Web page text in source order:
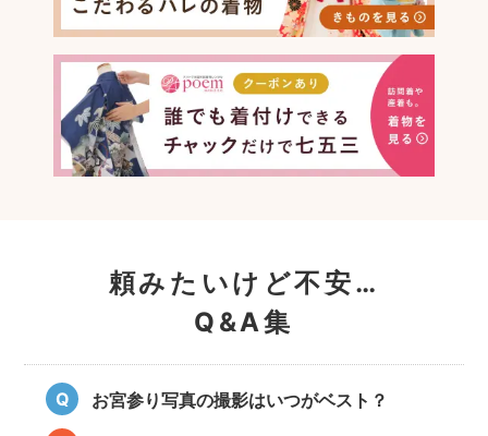
頼みたいけど不安…
Q&A集
お宮参り写真の撮影はいつがベスト？